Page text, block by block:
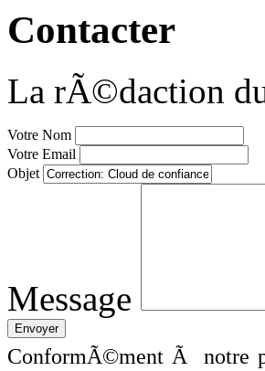
Contacter
La rÃ©daction
Votre Nom
Votre Email
Objet
Message
ConformÃ©ment Ã notre